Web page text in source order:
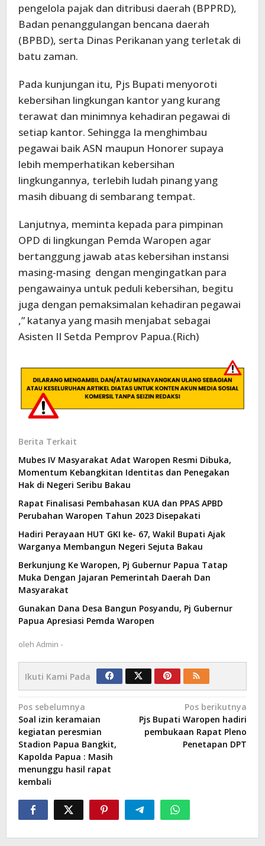
pengelola pajak dan ditribusi daerah (BPPRD),
Badan penanggulangan bencana daerah
(BPBD), serta Dinas Perikanan yang terletak di
batu zaman.
Pada kunjungan itu, Pjs Bupati menyoroti
kebersihan lingkungan kantor yang kurang
terawat dan minimnya kehadiran pegawai di
setiap kantor. Sehingga Ia menghimbau
pegawai baik ASN maupun Honorer supaya
lebih memperhatikan kebersihan
lingkungannya, terlebih ludah pinang yang
masih dibuang di sembarang tempat.
Lanjutnya, meminta kepada para pimpinan
OPD di lingkungan Pemda Waropen agar
bertanggung jawab atas kebersihan instansi
masing-masing dengan mengingatkan para
pengawainya untuk peduli kebersihan, begitu
juga dengan pemaksimalan kehadiran pegawai
,” katanya yang masih menjabat sebagai
Asisten II Setda Pemprov Papua.(Rich)
Berita Terkait
Mubes IV Masyarakat Adat Waropen Resmi Dibuka,
Momentum Kebangkitan Identitas dan Penegakan
Hak di Negeri Seribu Bakau
Rapat Finalisasi Pembahasan KUA dan PPAS APBD
Perubahan Waropen Tahun 2023 Disepakati
Hadiri Perayaan HUT GKI ke- 67, Wakil Bupati Ajak
Warganya Membangun Negeri Sejuta Bakau
Berkunjung Ke Waropen, Pj Gubernur Papua Tatap
Muka Dengan Jajaran Pemerintah Daerah Dan
Masyarakat
Gunakan Dana Desa Bangun Posyandu, Pj Gubernur
Papua Apresiasi Pemda Waropen
oleh Admin -
Ikuti Kami Pada
Navigasi
pos
Pos sebelumnya
Soal izin keramaian
kegiatan peresmian
Stadion Papua Bangkit,
Kapolda Papua : Masih
menunggu hasil rapat
kembali
Pos berikutnya
Pjs Bupati Waropen hadiri
pembukaan Rapat Pleno
Penetapan DPT